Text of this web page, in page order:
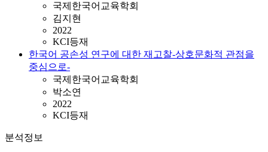
국제한국어교육학회
김지현
2022
KCI등재
한국어 공손성 연구에 대한 재고찰-상호문화적 관점을
중심으로-
국제한국어교육학회
박소연
2022
KCI등재
분석정보